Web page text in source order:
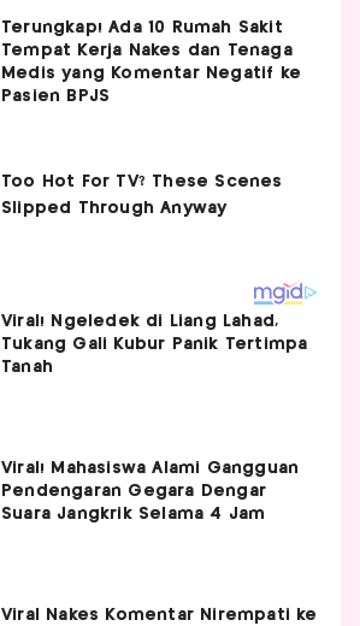
Terungkap! Ada 10 Rumah Sakit
Tempat Kerja Nakes dan Tenaga
Medis yang Komentar Negatif ke
Pasien BPJS
Viral! Ngeledek di Liang Lahad,
Tukang Gali Kubur Panik Tertimpa
Tanah
Viral! Mahasiswa Alami Gangguan
Pendengaran Gegara Dengar
Suara Jangkrik Selama 4 Jam
Viral Nakes Komentar Nirempati ke